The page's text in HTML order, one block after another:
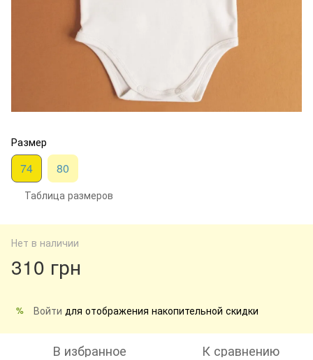
Размер
74 80
Таблица размеров
Нет в наличии
310 грн
% Войти для отображения накопительной скидки
В избранное К сравнению